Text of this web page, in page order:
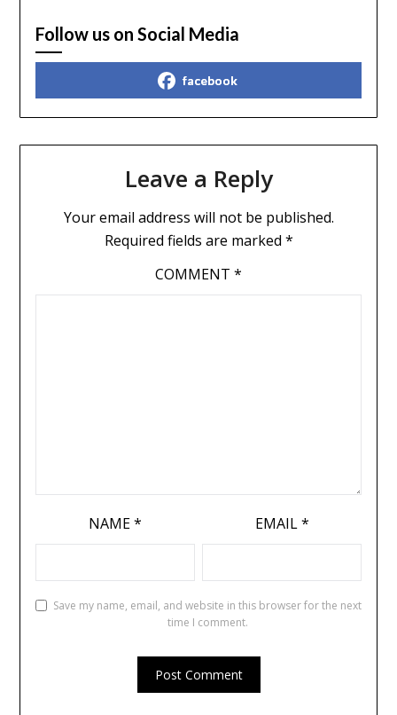
Follow us on Social Media
facebook
Leave a Reply
Your email address will not be published.
Required fields are marked *
COMMENT *
NAME* EMAIL*
Save my name, email, and website in this browser for the next
time I comment.